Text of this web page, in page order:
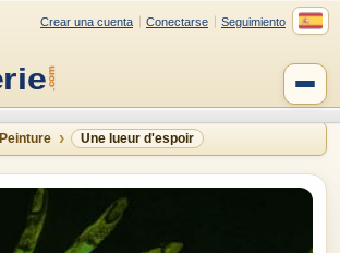
Crear una cuenta Conectarse Seguimiento
Peinture Une lueur d'espoir